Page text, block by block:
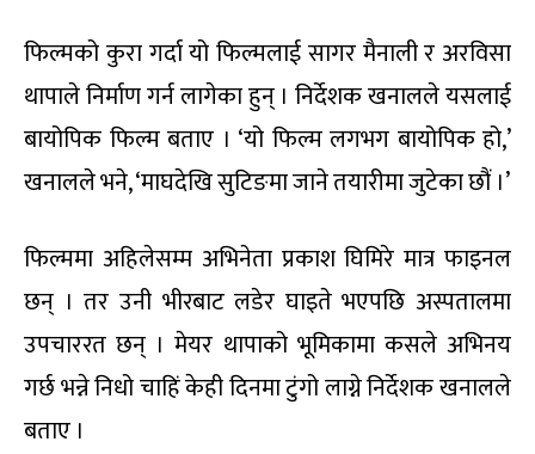
फिल्मको कुरा गर्दा यो फिल्मलाई सागर मैनाली र अरविसा
थापाले निर्माण गर्न लागेका हुन् । निर्देशक खनालले यसलाई
बायोपिक फिल्म बताए । ‘यो फिल्म लगभग बायोपिक हो,’
खनालले भने, ‘माघदेखि सुटिङमा जाने तयारीमा जुटेका छौं ।’
फिल्ममा अहिलेसम्म अभिनेता प्रकाश घिमिरे मात्र फाइनल
छन् । तर उनी भीरबाट लडेर घाइते भएपछि अस्पतालमा
उपचाररत छन् । मेयर थापाको भूमिकामा कसले अभिनय
गर्छ भन्ने निधो चाहिं केही दिनमा टुंगो लाग्ने निर्देशक खनालले
बताए ।